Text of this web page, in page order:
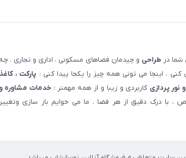
در طراحی و چیدمان فضاهای مسکونی ، اداری و تجاری . چه
، اینجا می تونی همه چیز را یکجا پیدا کنی : پارکت ، کاغذ
پردازی کاربردی و زیبا و از همه مهمتر : خدمات مشاوره و
درک دقیق از هر فضا . ما می خوایم باز سازی وتغییر